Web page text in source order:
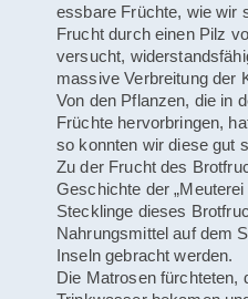
essbare Früchte, wie wir
Frucht durch einen Pilz
versucht,
massive Verbreitung der
Von den Pflanzen, die in
Früchte hervorbringen,
so konnten wir diese gut
Zu der Frucht des
Geschichte der
Stecklinge dieses
Nahrungsmittel auf dem
Inseln gebracht werden.
Die Matrosen fürchteten,